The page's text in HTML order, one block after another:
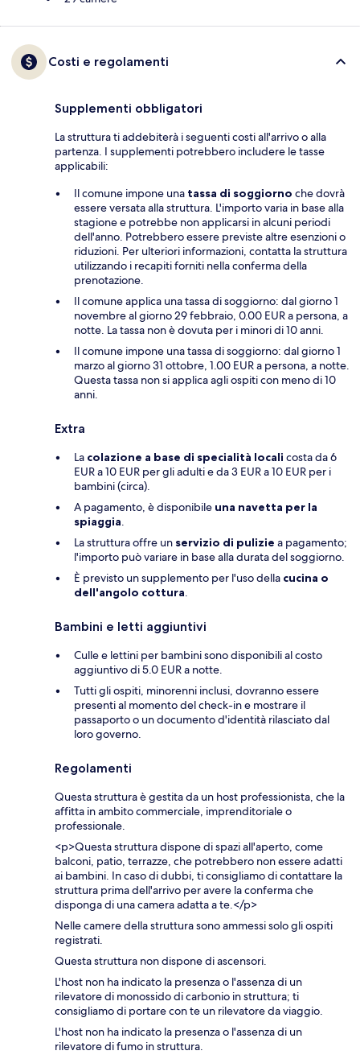
Costi e regolamenti
Supplementi obbligatori
La struttura ti addebiterà i seguenti costi all'arrivo o alla
partenza. I supplementi potrebbero includere le tasse
applicabili:
Il comune impone una tassa di soggiorno che dovrà
essere versata alla struttura. L'importo varia in base alla
stagione e potrebbe non applicarsi in alcuni periodi
dell'anno. Potrebbero essere previste altre esenzioni o
riduzioni. Per ulteriori informazioni, contatta la struttura
utilizzando i recapiti forniti nella conferma della
prenotazione.
Il comune applica una tassa di soggiorno: dal giorno 1
novembre al giorno 29 febbraio, 0.00 EUR a persona, a
notte. La tassa non è dovuta per i minori di 10 anni.
Il comune impone una tassa di soggiorno: dal giorno 1
marzo al giorno 31 ottobre, 1.00 EUR a persona, a notte.
Questa tassa non si applica agli ospiti con meno di 10
anni.
Extra
La colazione a base di specialità locali costa da 6
EUR a 10 EUR per gli adulti e da 3 EUR a 10 EUR per i
bambini (circa).
A pagamento, è disponibile una navetta per la
spiaggia.
La struttura offre un servizio di pulizie a pagamento;
l'importo può variare in base alla durata del soggiorno.
È previsto un supplemento per l'uso della cucina o
dell'angolo cottura.
Bambini e letti aggiuntivi
Culle e lettini per bambini sono disponibili al costo
aggiuntivo di 5.0 EUR a notte.
Tutti gli ospiti, minorenni inclusi, dovranno essere
presenti al momento del check-in e mostrare il
passaporto o un documento d'identità rilasciato dal
loro governo.
Regolamenti
Questa struttura è gestita da un host professionista, che la
affitta in ambito commerciale, imprenditoriale o
professionale.
<p>Questa struttura dispone di spazi all'aperto, come
balconi, patio, terrazze, che potrebbero non essere adatti
ai bambini. In caso di dubbi, ti consigliamo di contattare la
struttura prima dell'arrivo per avere la conferma che
disponga di una camera adatta a te.</p>
Nelle camere della struttura sono ammessi solo gli ospiti
registrati.
Questa struttura non dispone di ascensori.
L'host non ha indicato la presenza o l'assenza di un
rilevatore di monossido di carbonio in struttura; ti
consigliamo di portare con te un rilevatore da viaggio.
L'host non ha indicato la presenza o l'assenza di un
rilevatore di fumo in struttura.